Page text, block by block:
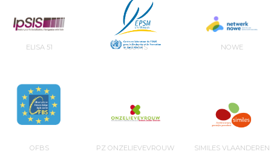
ELISA 51 CCOMS NOWE
OFBS PZ ONZELIEVEVROUW SIMILES VLAANDEREN